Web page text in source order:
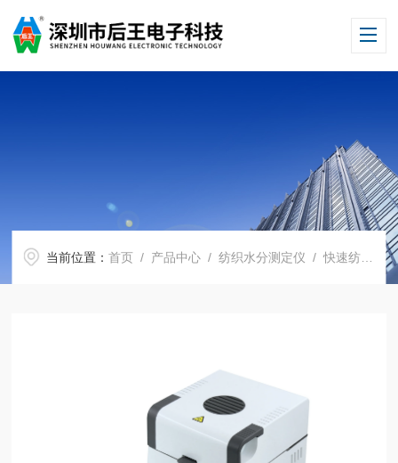
当前位置：首页 / 产品中心 /纺织水分测定仪 /快速纺织水分仪